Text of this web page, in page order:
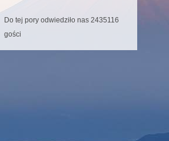
Do tej pory odwiedziło nas 2435116
gości